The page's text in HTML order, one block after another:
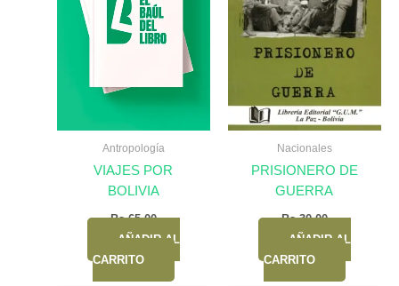
Antropología
VIAJES POR
BOLIVIA
Bs.65,00
AÑADIR AL
CARRITO
Nacionales
PRISIONERO DE
GUERRA
Bs.30,00
AÑADIR AL
CARRITO